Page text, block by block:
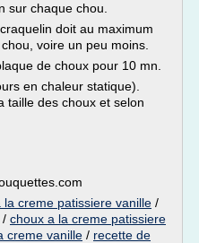
sur chaque chou.
doit au maximum
voire un peu moins.
de choux pour 10 mn.
en chaleur statique).
taille des choux et selon
la creme patissiere vanille /
/ choux a la creme patissiere
creme vanille / recette de